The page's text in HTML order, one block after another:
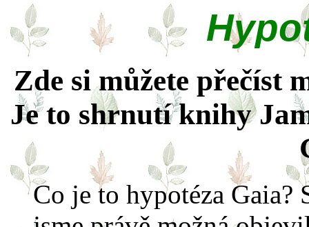
Zde si můžete přečíst
Je to shrnutí knihy
Co je to hypotéza Gaia?